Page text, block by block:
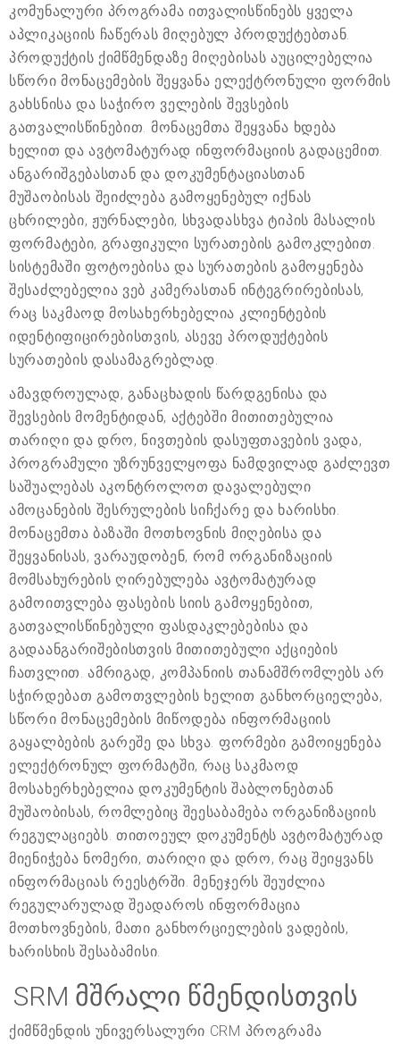
კომუნალური პროგრამა ითვალისწინებს ყველა
აპლიკაციის ჩაწერას მიღებულ პროდუქტებთან.
პროდუქტის ქიმწმენდაზე მიღებისას აუცილებელია
სწორი მონაცემების შეყვანა ელექტრონული ფორმის
გახსნისა და საჭირო ველების შევსების
გათვალისწინებით. მონაცემთა შეყვანა ხდება
ხელით და ავტომატურად ინფორმაციის გადაცემით.
ანგარიშგებასთან და დოკუმენტაციასთან
მუშაობისას შეიძლება გამოყენებულ იქნას
ცხრილები, ჟურნალები, სხვადასხვა ტიპის მასალის
ფორმატები, გრაფიკული სურათების გამოკლებით.
სისტემაში ფოტოებისა და სურათების გამოყენება
შესაძლებელია ვებ კამერასთან ინტეგრირებისას,
რაც საკმაოდ მოსახერხებელია კლიენტების
იდენტიფიცირებისთვის, ასევე პროდუქტების
სურათების დასამაგრებლად.
ამავდროულად, განაცხადის წარდგენისა და
შევსების მომენტიდან, აქტებში მითითებულია
თარიღი და დრო, ნივთების დასუფთავების ვადა,
პროგრამული უზრუნველყოფა ნამდვილად გაძლევთ
საშუალებას აკონტროლოთ დავალებული
ამოცანების შესრულების სიჩქარე და ხარისხი.
მონაცემთა ბაზაში მოთხოვნის მიღებისა და
შეყვანისას, ვარაუდობენ, რომ ორგანიზაციის
მომსახურების ღირებულება ავტომატურად
გამოითვლება ფასების სიის გამოყენებით,
გათვალისწინებული ფასდაკლებებისა და
გადაანგარიშებისთვის მითითებული აქციების
ჩათვლით. ამრიგად, კომპანიის თანამშრომლებს არ
სჭირდებათ გამოთვლების ხელით განხორციელება,
სწორი მონაცემების მიწოდება ინფორმაციის
გაყალბების გარეშე და სხვა. ფორმები გამოიყენება
ელექტრონულ ფორმატში, რაც საკმაოდ
მოსახერხებელია დოკუმენტის შაბლონებთან
მუშაობისას, რომლებიც შეესაბამება ორგანიზაციის
რეგულაციებს. თითოეულ დოკუმენტს ავტომატურად
მიენიჭება ნომერი, თარიღი და დრო, რაც შეიყვანს
ინფორმაციას რეესტრში. მენეჯერს შეუძლია
რეგულარულად შეადაროს ინფორმაცია
მოთხოვნების, მათი განხორციელების ვადების,
ხარისხის შესაბამისი.
SRM მშრალი წმენდისთვის
ქიმწმენდის უნივერსალური CRM პროგრამა